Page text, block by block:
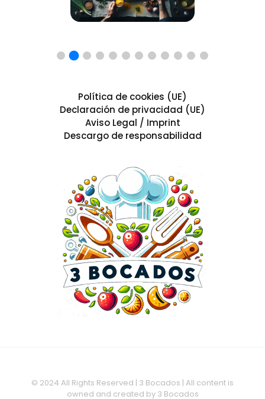
Política de cookies (UE)
Declaración de privacidad (UE)
Aviso Legal / Imprint
Descargo de responsabilidad
© 2024 All Rights Reserved | 3 Bocados | All content is
owned and created by 3 Bocados